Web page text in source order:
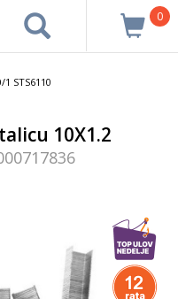
0
STS6110
10X1.2